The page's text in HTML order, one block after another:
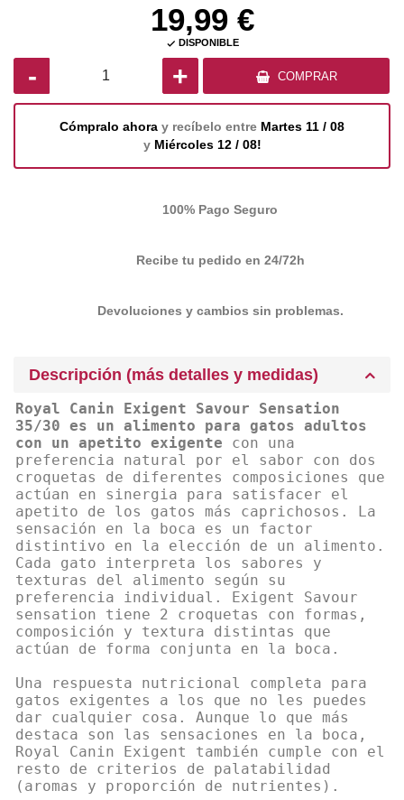
19,99 €
 DISPONIBLE
- + COMPRAR
Cómpralo ahora y recíbelo entre Martes 11 / 08
y Miércoles 12 / 08!
100% Pago Seguro
Recibe tu pedido en 24/72h
Devoluciones y cambios sin problemas.
Descripción (más detalles y medidas)
Royal Canin Exigent Savour Sensation
35/30 es un alimento para gatos adultos
con un apetito exigente con una
preferencia natural por el sabor con dos
croquetas de diferentes composiciones que
actúan en sinergia para satisfacer el
apetito de los gatos más caprichosos. La
sensación en la boca es un factor
distintivo en la elección de un alimento.
Cada gato interpreta los sabores y
texturas del alimento según su
preferencia individual. Exigent Savour
sensation tiene 2 croquetas con formas,
composición y textura distintas que
actúan de forma conjunta en la boca.
Una respuesta nutricional completa para
gatos exigentes a los que no les puedes
dar cualquier cosa. Aunque lo que más
destaca son las sensaciones en la boca,
Royal Canin Exigent también cumple con el
resto de criterios de palatabilidad
(aromas y proporción de nutrientes).